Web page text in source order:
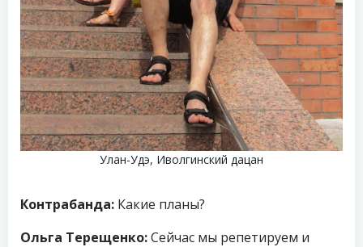
Улан-Удэ, Иволгинский дацан
Контрабанда: Какие планы?
Ольга Терещенко:Сейчас мы репетируем и